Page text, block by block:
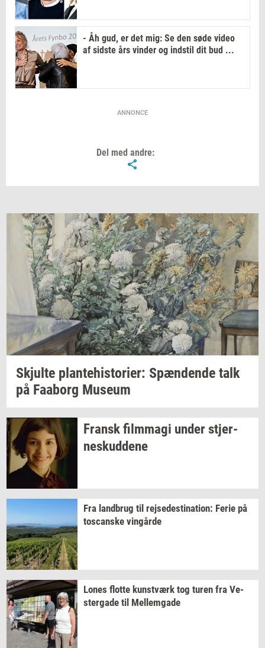
- Åh gud, er det mig: Se den søde video
af sidste års vinder og indstil dit bud ...
ANNONCE
Del med andre:
Skjul­te plan­te­hi­sto­ri­er: Spæn­den­de talk
på Faa­borg Mu­se­um
Franskfilm­magi understjer­
neskud­de­ne
Fra land­brug til rej­se­desti­na­tion: Ferie på
toscan­ske vin­går­de
Lones flot­te kunst­værk tog turen fra Ve­
ster­ga­de til Mel­lem­ga­de